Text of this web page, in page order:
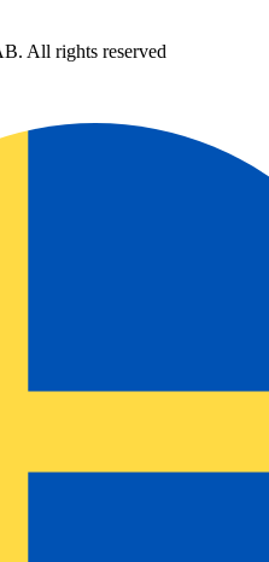
All rights reserved